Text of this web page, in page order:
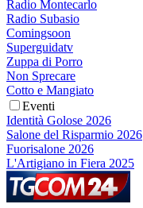
Radio Montecarlo
Radio Subasio
Comingsoon
Superguidatv
Zuppa di Porro
Non Sprecare
Cotto e Mangiato
Eventi
Identità Golose 2026
Salone del Risparmio 2026
Fuorisalone 2026
L'Artigiano in Fiera 2025